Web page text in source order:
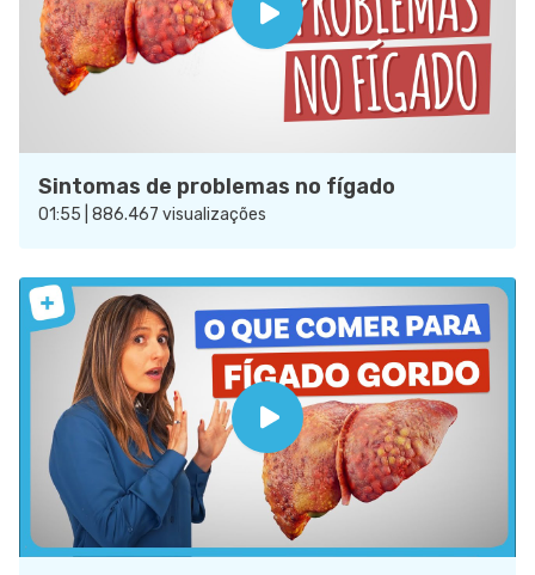
Sintomas de problemas no fígado
01:55 | 886.467 visualizações